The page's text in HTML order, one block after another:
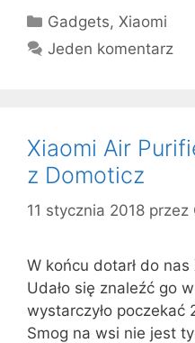
Kategorie
Gadgets,Xiaomi
Jeden komentarz
Xiaomi Air
z Domoticz
11 stycznia 2018 przez
W końcu dotarł do
Udało się znaleźć go
wystarczyło poczekać
Smog na wsi nie jest